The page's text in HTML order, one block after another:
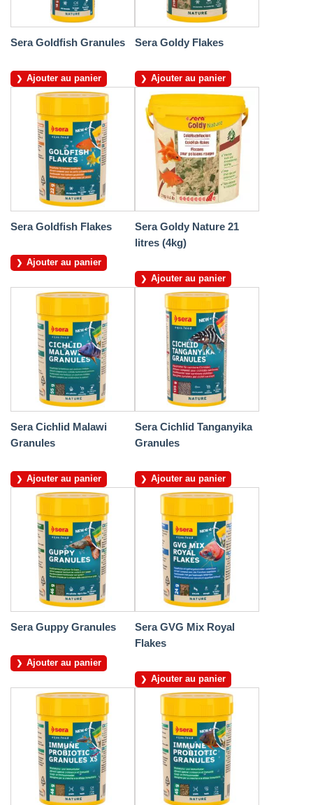
Sera Goldfish Granules
Ajouter au panier
Sera Goldy Flakes
Ajouter au panier
Sera Goldfish Flakes
Ajouter au panier
Sera Goldy Nature 21
litres (4kg)
Ajouter au panier
Sera Cichlid Malawi
Granules
Ajouter au panier
Sera Cichlid Tanganyika
Granules
Ajouter au panier
Sera Guppy Granules
Ajouter au panier
Sera GVG Mix Royal
Flakes
Ajouter au panier